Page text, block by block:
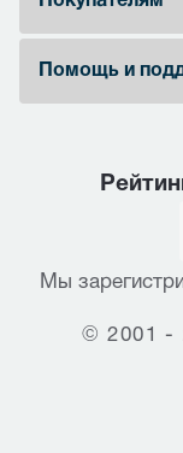
Помощь и
Мы
© 2001